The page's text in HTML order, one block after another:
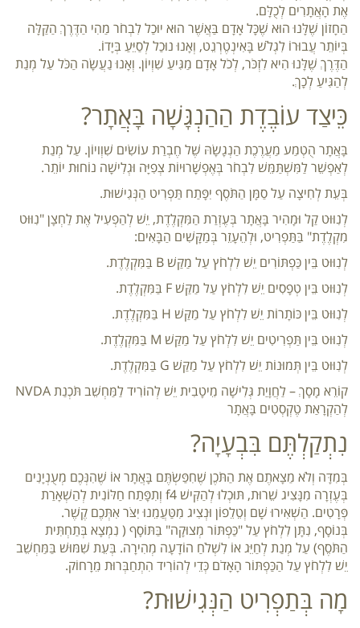
אֶת הָאֲתָרִים לְכֻלָּם.
הַחָזוֹן שֶׁלָּנוּ הוּא שֶׁכָּל אָדָם בַּאֲשֶׁר הוּא יוּכַל לִבְחֹר מַהִי הַדֶּרֶךְ הַקַּלָּה
בְּיוֹתֵר עֲבוּרוֹ לִגְלֹשׁ בָּאִינְטֶרְנֵט, וְאָנוּ נוּכַל לְסַיֵּעַ בְּיָדוֹ.
הַדֶּרֶךְ שֶׁלָּנוּ הִיא לִזְכֹּר, לְכֹל אָדָם מַגִּיעַ שִׁוְיוֹן. וְאָנוּ נַעֲשָׂה הַכֹּל עַל מְנַת
לְהַגִּיעַ לְכָךְ.
כֵּיצַד עוֹבֶדֶת הַהַנְגָּשָׁה בָּאֲתָר?
בָּאֲתָר הֻטְמַע מַעֲרֶכֶת הַנְגָשָׂהּ שֶׁל חֶבְרַת עוֹשִׂים שִׁוְויוֹן. עַל מְנַת
לְאַפְשֵׁר לַמִּשְׁתַּמֵּשׁ לִבְחֹר בְּאֶפְשָׁרוּיוֹת צְפִיָּה וּגְלִישָׁה נוֹחוּת יוֹתֵר.
בְּעֵת לְחִיצָה עַל סַמָּן הַתֹּסֶף יִפָּתַח תַּפְרִיט הַנְּגִישׁוּת.
לְנִוּוּט קַל וּמָהִיר בָּאֲתָר בְּעֶזְרַת הַמִּקְלֶדֶת, יֵשׁ לְהַפְעִיל אֶת לַחְצָן "נִוּוּט
מִקְלֶדֶת" בַּתַּפְרִיט, וּלְהֵעָזֵר בְּמַקָּשִׁים הַבָּאִים:
לְנִוּוּט בֵּין כַּפְתּוֹרִים יֵשׁ לִלְחֹץ עַל מַקַּשׁ B בַּמִּקְלֶדֶת.
לְנִוּוּט בֵּין טְפָסִים יֵשׁ לִלְחֹץ עַל מַקַּשׁ F בַּמִּקְלֶדֶת.
לְנִוּוּט בֵּין כּוֹתָרוֹת יֵשׁ לִלְחֹץ עַל מַקַּשׁ H בַּמִּקְלֶדֶת.
לְנִוּוּט בֵּין תַּפְרִיטִים יֵשׁ לִלְחֹץ עַל מַקַּשׁ M בַּמִּקְלֶדֶת.
לְנִוּוּט בֵּין תְּמוּנוֹת יֵשׁ לִלְחֹץ עַל מַקַּשׁ G בַּמִּקְלֶדֶת.
קוֹרֵא מָסָךְ – לַחֲוָיַת גְּלִישָׁה מֵיטָבִית יֵשׁ לְהוֹרִיד לַמַּחְשֵׁב תֹּכְנַת NVDA
לְהַקְרָאַת טֶקְסְטִים בָּאֲתָר
נִתְקַלְתֶּם בִּבְעָיָה?
בְּמִדָּה וְלֹא מַצָאתֶם אֶת הַתֹּכֶן שֶׁחִפַּשְׂתֶּם בָּאֲתָר אוֹ שֶׁהִנְּכֶם מְעֻנְיָנִים
בְּעֶזְרָה מִנָּצִיג שֵׁרוּת, תּוּכְלוּ לְהַקִּישׁ f4 וְתִפָּתַח חַלּוֹנִית לְהַשְׁאָרַת
פְּרָטִים. הַשְׁאִירוּ שָׁם וְטֵלֵפוֹן וּנְצִיג מִטַּעֲמֵנוּ יִצֹּר אִתְּכֶם קֶשֶׁר.
בְּנוֹסָף, נִתָּן לִלְחֹץ עַל "כַּפְתּוֹר מְצוּקָה" בַּתּוֹסָף ( נִמְצָא בְּתַחְתִּית
הַתֹּסֶף) עַל מְנַת לְחַיֵּג אוֹ לִשְׁלֹחַ הוֹדָעָה מְהִירָה. בְּעֵת שִׁמּוּשׁ בַּמַּחְשֵׁב
יֵשׁ לִלְחֹץ עַל הַכַּפְתּוֹר הָאָדֹם כְּדֵי לְהוֹרִיד הִתְחַבְּרוּת מֵרָחוֹק.
מָה בְּתַפְרִיט הַנְּגִישׁוּת?